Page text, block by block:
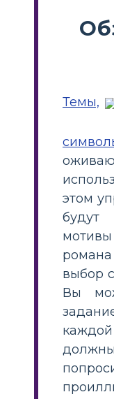
Темы,
этом
будут
выбор
Вы